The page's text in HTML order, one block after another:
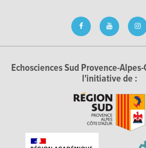
Echosciences Sud Provence-
l'initiative de :